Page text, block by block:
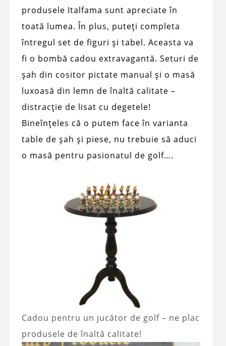
produsele Italfama sunt apreciate în
toată lumea. În plus, puteți completa
întregul set de figuri și tabel. Aceasta va
fi o bombă cadou extravagantă. Seturi de
șah din cositor pictate manual și o masă
luxoasă din lemn de înaltă calitate –
distracție de lisat cu degetele!
Bineînțeles că o putem face în varianta
table de șah și piese, nu trebuie să aduci
o masă pentru pasionatul de golf….
Cadou pentru un jucător de golf – ne plac
produsele de înaltă calitate!